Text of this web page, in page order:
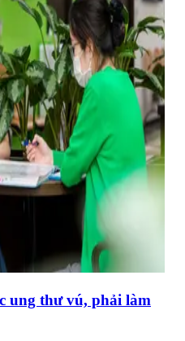
ung thư vú, phải làm